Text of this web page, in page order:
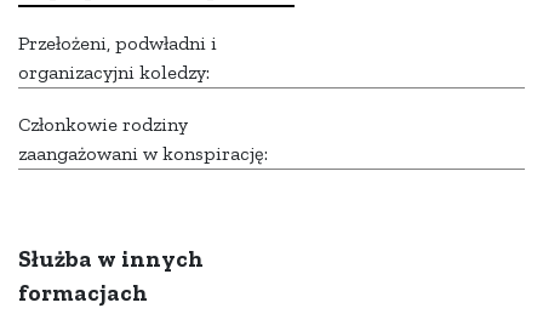
Przełożeni, podwładni i
organizacyjni koledzy:
Członkowie rodziny
zaangażowani w konspirację:
Służba w innych
formacjach